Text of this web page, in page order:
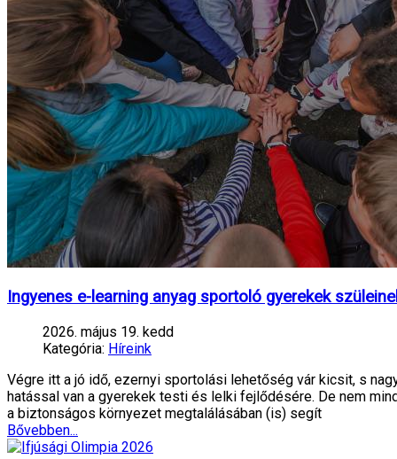
Ingyenes e-learning anyag sportoló gyerekek
2026. május 19. kedd
Kategória: Híreink
Végre itt a jó idő, ezernyi sportolási lehetőség vár kicsit, s
hatással van a gyerekek testi és lelki fejlődésére. De nem
a biztonságos környezet megtalálásában (is) segít
Bővebben...